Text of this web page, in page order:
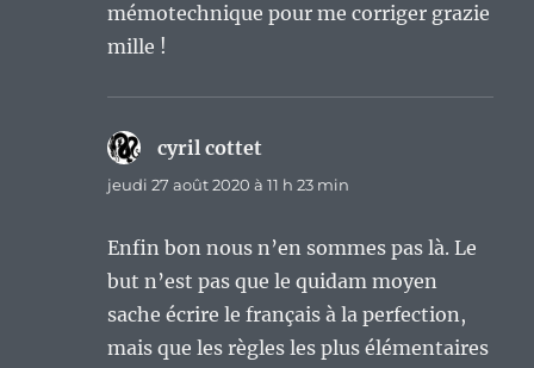
mémotechnique pour me corriger grazie
mille !
cyril cottet
jeudi 27 août 2020 à 11 h 23 min
Enfin bon nous n’en sommes pas là. Le
but n’est pas que le quidam moyen
sache écrire le français à la perfection,
mais que les règles les plus élémentaires